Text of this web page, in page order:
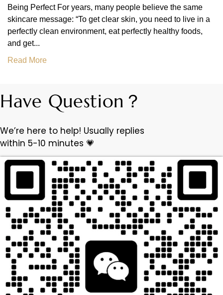
Being Perfect For years, many people believe the same
skincare message: “To get clear skin, you need to live in a
perfectly clean environment, eat perfectly healthy foods,
and get...
Read More
Have Question？
We’re here to help! Usually replies
within 5-10 minutes 💗